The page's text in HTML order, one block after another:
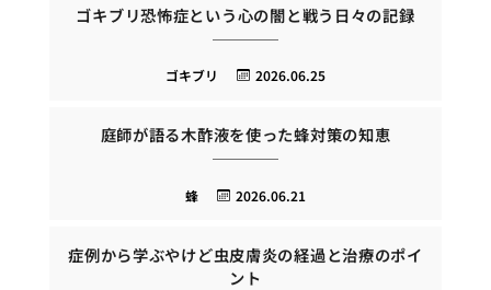
ゴキブリ恐怖症という心の闇と戦う日々の記録
2026.06.25
ゴキブリ
庭師が語る木酢液を使った蜂対策の知恵
2026.06.21
蜂
症例から学ぶやけど虫皮膚炎の経過と治療のポイ
ント